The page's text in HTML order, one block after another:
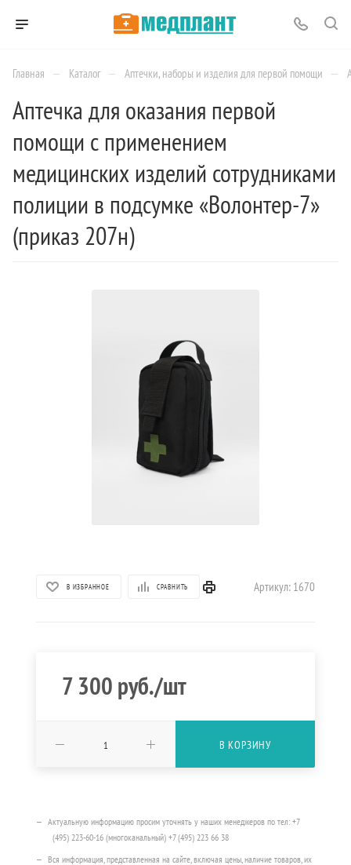
Главная — Каталог — Аптечки, наборы и изделия для первой помощи —
Аптечка для оказания первой
помощи с применением
медицинских изделий сотрудниками
полиции в подсумке «Волонтер-7»
(приказ 207н)
В ИЗБРАННОЕ СРАВНИТЬ Артикул: 1670
7 300руб./шт
В КОРЗИНУ
Актуальную информацию просим уточнять у наших менеджеров по тел: +7
(495) 223-60-16 (многоканальный) +7 (495) 223 66 38
Вся информация, представленная на сайте, включая цены, наличие товаров, их